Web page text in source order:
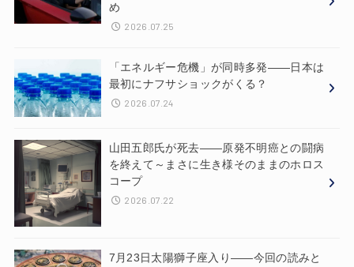
め
2026.07.25
「エネルギー危機」が同時多発——日本は
最初にナフサショックがくる？
2026.07.24
山田五郎氏が死去——原発不明癌との闘病
を終えて～まさに生き様そのままのホロス
コープ
2026.07.22
7月23日太陽獅子座入り——今回の読みと